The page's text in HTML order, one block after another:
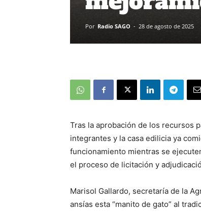
Por Radio SAGO - 28 de agosto de 2025
Tras la aprobación de los recursos
integrantes y la casa edilicia ya
funcionamiento mientras se
el proceso de licitación y
Marisol Gallardo, secretaría de la
ansías esta “manito de gato” al